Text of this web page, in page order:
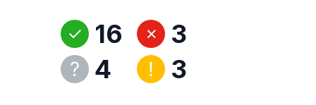
16
4
3
3